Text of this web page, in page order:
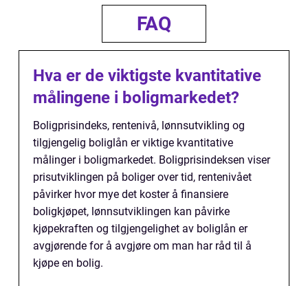
FAQ
Hva er de viktigste kvantitative
målingene i boligmarkedet?
Boligprisindeks, rentenivå, lønnsutvikling og
tilgjengelig boliglån er viktige kvantitative
målinger i boligmarkedet. Boligprisindeksen viser
prisutviklingen på boliger over tid, rentenivået
påvirker hvor mye det koster å finansiere
boligkjøpet, lønnsutviklingen kan påvirke
kjøpekraften og tilgjengelighet av boliglån er
avgjørende for å avgjøre om man har råd til å
kjøpe en bolig.